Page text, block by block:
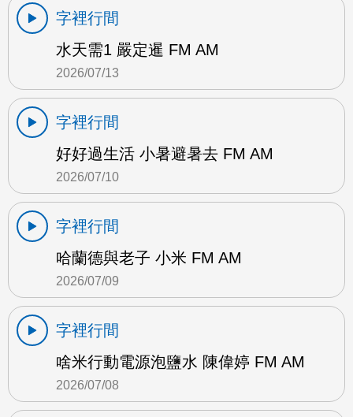
字裡行間
水天需1 嚴定暹 FM AM
2026/07/13
字裡行間
好好過生活 小暑避暑去 FM AM
2026/07/10
字裡行間
哈蘭德與老子 小米 FM AM
2026/07/09
字裡行間
啥米行動電源泡鹽水 陳偉婷 FM AM
2026/07/08